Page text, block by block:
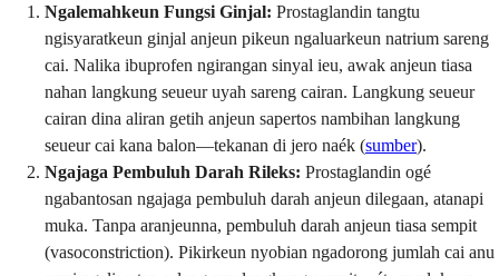
Ngalemahkeun Fungsi Ginjal: Prostaglandin tangtu
ngisyaratkeun ginjal anjeun pikeun ngaluarkeun natrium sareng
cai. Nalika ibuprofen ngirangan sinyal ieu, awak anjeun tiasa
nahan langkung seueur uyah sareng cairan. Langkung seueur
cairan dina aliran getih anjeun sapertos nambihan langkung
seueur cai kana balon—tekanan di jero naék (sumber).
Ngajaga Pembuluh Darah Rileks: Prostaglandin ogé
ngabantosan ngajaga pembuluh darah anjeun dilegaan, atanapi
muka. Tanpa aranjeunna, pembuluh darah anjeun tiasa sempit
(vasoconstriction). Pikirkeun nyobian ngadorong jumlah cai anu